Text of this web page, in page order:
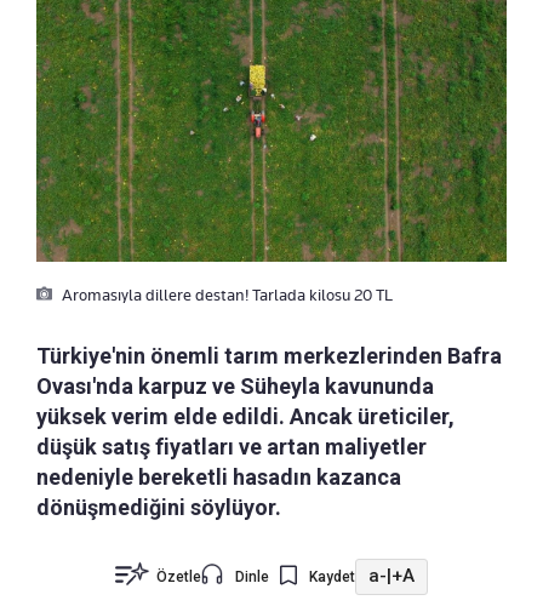
Aromasıyla dillere destan! Tarlada kilosu 20 TL
Türkiye'nin önemli tarım merkezlerinden Bafra
Ovası'nda karpuz ve Süheyla kavununda
yüksek verim elde edildi. Ancak üreticiler,
düşük satış fiyatları ve artan maliyetler
nedeniyle bereketli hasadın kazanca
dönüşmediğini söylüyor.
Özetle Dinle Kaydet a- +A